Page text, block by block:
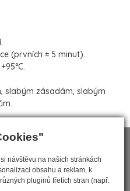
návštěvu na našich stránkách
obsahu a reklam, k
pluginů třetích stran (např.
(prvních ± 5 minut).
slabým zásadám, slabým